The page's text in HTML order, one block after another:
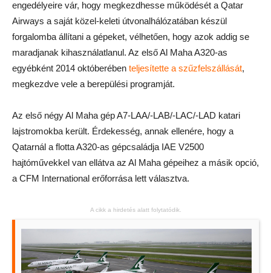
engedélyeire vár, hogy megkezdhesse működését a Qatar
Airways a saját közel-keleti útvonalhálózatában készül
forgalomba állítani a gépeket, vélhetően, hogy azok addig se
maradjanak kihasználatlanul. Az első Al Maha A320-as
egyébként 2014 októberében teljesítette a szűzfelszállását,
megkezdve vele a berepülési programját.
Az első négy Al Maha gép A7-LAA/-LAB/-LAC/-LAD katari
lajstromokba került. Érdekesség, annak ellenére, hogy a
Qatarnál a flotta A320-as gépcsaládja IAE V2500
hajtóművekkel van ellátva az Al Maha gépeihez a másik opció,
a CFM International erőforrása lett választva.
A cikk a hirdetés alatt folytatódik.